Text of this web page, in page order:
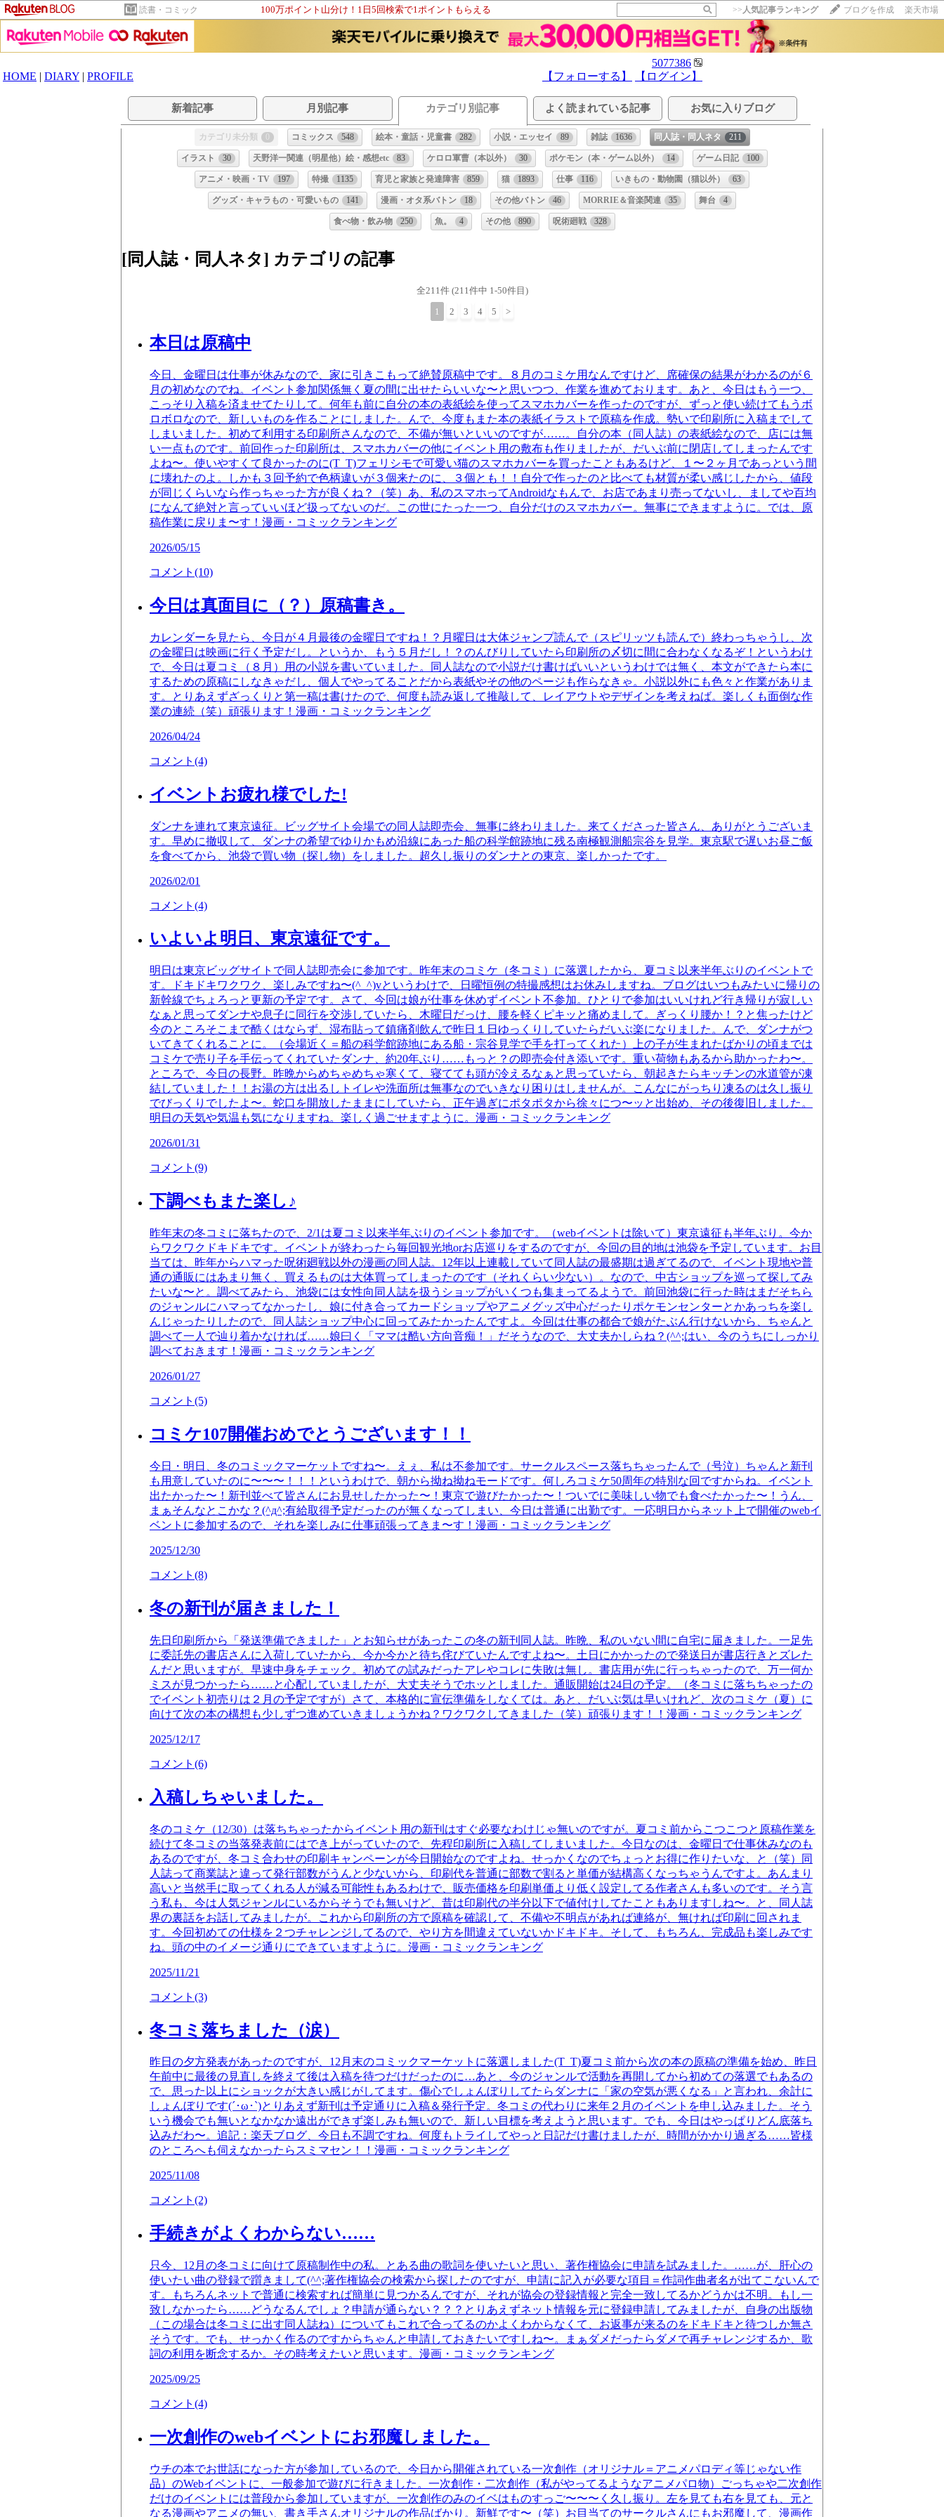
読書・コミック 100万ポイント山分け！1日5回検索で1ポイントもらえる >> 人気記事ランキング ブログを作成 楽天市場
5077386
HOME | DIARY | PROFILE 【フォローする】 【ログイン】
あくびサンの、今日も本を読もう♪
新着記事 月別記事 カテゴリ別記事 よく読まれている記事 お気に入りブログ
カテゴリ未分類 コミックス 548 絵本・童話・児童書 282 小説・エッセイ 89 雑誌 1636 同人誌・同人ネタ 211
イラスト 30 天野洋一関連（明星他）絵・感想etc 83 ケロロ軍曹（本以外） 30 ポケモン（本・ゲーム以外） 14 ゲーム日記 100
アニメ・映画・TV 197 特撮 1135 育児と家族と発達障害 859 猫 1893 仕事 116 いきもの・動物園（猫以外） 63
グッズ・キャラもの・可愛いもの 141 漫画・オタ系バトン 18 その他バトン 46 MORRIE＆音楽関連 35 舞台 4
食べ物・飲み物 250 魚。 4 その他 890 呪術廻戦 328
[同人誌・同人ネタ] カテゴリの記事
全211件 (211件中 1-50件目)
1 2 3 4 5 >
本日は原稿中
今日、金曜日は仕事が休みなので、家に引きこもって絶賛原稿中です。８月のコミケ用なんですけど、席確保の結果がわかるのが６
月の初めなのでね。イベント参加関係無く夏の間に出せたらいいな〜と思いつつ、作業を進めております。あと、今日はもう一つ、
こっそり入稿を済ませてたりして。何年も前に自分の本の表紙絵を使ってスマホカバーを作ったのですが、ずっと使い続けてもうボ
ロボロなので、新しいものを作ることにしました。んで、今度もまた本の表紙イラストで原稿を作成。勢いで印刷所に入稿までして
しまいました。初めて利用する印刷所さんなので、不備が無いといいのですが……。自分の本（同人誌）の表紙絵なので、店には無
い一点ものです。前回作った印刷所は、スマホカバーの他にイベント用の敷布も作りましたが、だいぶ前に閉店してしまったんです
よね〜。使いやすくて良かったのに(T_T)フェリシモで可愛い猫のスマホカバーを買ったこともあるけど、１〜２ヶ月であっという間
に壊れたのよ。しかも３回予約で色柄違いが３個来たのに、３個とも！！自分で作ったのと比べても材質が柔い感じしたから、値段
が同じくらいなら作っちゃった方が良くね？（笑）あ、私のスマホってAndroidなもんで、お店であまり売ってないし、ましてや百均
になんて絶対と言っていいほど扱ってないのだ。この世にたった一つ、自分だけのスマホカバー。無事にできますように。では、原
稿作業に戻りま〜す！漫画・コミックランキング
2026/05/15
コメント(10)
今日は真面目に（？）原稿書き。
カレンダーを見たら、今日が４月最後の金曜日ですね！？月曜日は大体ジャンプ読んで（スピリッツも読んで）終わっちゃうし、次
の金曜日は映画に行く予定だし。というか、もう５月だし！？のんびりしていたら印刷所の〆切に間に合わなくなるぞ！というわけ
で、今日は夏コミ（８月）用の小説を書いていました。同人誌なので小説だけ書けばいいというわけでは無く、本文ができたら本に
するための原稿にしなきゃだし、個人でやってることだから表紙やその他のページも作らなきゃ。小説以外にも色々と作業がありま
す。とりあえずざっくりと第一稿は書けたので、何度も読み返して推敲して、レイアウトやデザインを考えねば。楽しくも面倒な作
業の連続（笑）頑張ります！漫画・コミックランキング
2026/04/24
コメント(4)
イベントお疲れ様でした!
ダンナを連れて東京遠征。ビッグサイト会場での同人誌即売会、無事に終わりました。来てくださった皆さん、ありがとうございま
す。早めに撤収して、ダンナの希望でゆりかもめ沿線にあった船の科学館跡地に残る南極観測船宗谷を見学。東京駅で遅いお昼ご飯
を食べてから、池袋で買い物（探し物）をしました。超久し振りのダンナとの東京、楽しかったです。
2026/02/01
コメント(4)
いよいよ明日、東京遠征です。
明日は東京ビッグサイトで同人誌即売会に参加です。昨年末のコミケ（冬コミ）に落選したから、夏コミ以来半年ぶりのイベントで
す。ドキドキワクワク、楽しみですね〜(^_^)vというわけで、日曜恒例の特撮感想はお休みしますね。ブログはいつもみたいに帰りの
新幹線でちょろっと更新の予定です。さて、今回は娘が仕事を休めずイベント不参加。ひとりで参加はいいけれど行き帰りが寂しい
なぁと思ってダンナや息子に同行を交渉していたら、木曜日だっけ、腰を軽くピキッと痛めまして。ぎっくり腰か！？と焦ったけど
今のところそこまで酷くはならず、湿布貼って鎮痛剤飲んで昨日１日ゆっくりしていたらだいぶ楽になりました。んで、ダンナがつ
いてきてくれることに。（会場近く＝船の科学館跡地にある船・宗谷見学で手を打ってくれた）上の子が生まれたばかりの頃までは
コミケで売り子を手伝ってくれていたダンナ、約20年ぶり……もっと？の即売会付き添いです。重い荷物もあるから助かったわ〜。
ところで、今日の長野。昨晩からめちゃめちゃ寒くて、寝てても頭が冷えるなぁと思っていたら、朝起きたらキッチンの水道管が凍
結していました！！お湯の方は出るしトイレや洗面所は無事なのでいきなり困りはしませんが。こんなにがっちり凍るのは久し振り
でびっくりでしたよ〜。蛇口を開放したままにしていたら、正午過ぎにポタポタから徐々につ〜ッと出始め、その後復旧しました。
明日の天気や気温も気になりますね。楽しく過ごせますように。漫画・コミックランキング
2026/01/31
コメント(9)
下調べもまた楽し♪
昨年末の冬コミに落ちたので、2/1は夏コミ以来半年ぶりのイベント参加です。（webイベントは除いて）東京遠征も半年ぶり。今か
らワクワクドキドキです。イベントが終わったら毎回観光地orお店巡りをするのですが、今回の目的地は池袋を予定しています。お目
当ては、昨年からハマった呪術廻戦以外の漫画の同人誌。12年以上連載していて同人誌の最盛期は過ぎてるので、イベント現地や普
通の通販にはあまり無く、買えるものは大体買ってしまったのです（それくらい少ない）。なので、中古ショップを巡って探してみ
たいな〜と。調べてみたら、池袋には女性向同人誌を扱うショップがいくつも集まってるようで。前回池袋に行った時はまだそちら
のジャンルにハマってなかったし、娘に付き合ってカードショップやアニメグッズ中心だったりポケモンセンターとかあっちを楽し
んじゃったりしたので、同人誌ショップ中心に回ってみたかったんですよ。今回は仕事の都合で娘がたぶん行けないから、ちゃんと
調べて一人で辿り着かなければ……娘曰く「ママは酷い方向音痴！」だそうなので、大丈夫かしらね？(^^;はい、今のうちにしっかり
調べておきます！漫画・コミックランキング
2026/01/27
コメント(5)
コミケ107開催おめでとうございます！！
今日・明日、冬のコミックマーケットですね〜。えぇ、私は不参加です。サークルスペース落ちちゃったんで（号泣）ちゃんと新刊
も用意していたのに〜〜〜！！！というわけで、朝から拗ね拗ねモードです。何しろコミケ50周年の特別な回ですからね。イベント
出たかった〜！新刊並べて皆さんにお見せしたかった〜！東京で遊びたかった〜！ついでに美味しい物でも食べたかった〜！うん、
まぁそんなとこかな？(^д^;有給取得予定だったのが無くなってしまい、今日は普通に出勤です。一応明日からネット上で開催のwebイ
ベントに参加するので、それを楽しみに仕事頑張ってきま〜す！漫画・コミックランキング
2025/12/30
コメント(8)
冬の新刊が届きました！
先日印刷所から「発送準備できました」とお知らせがあったこの冬の新刊同人誌。昨晩、私のいない間に自宅に届きました。一足先
に委託先の書店さんに入荷していたから、今か今かと待ち侘びていたんですよね〜。土日にかかったので発送日が書店行きとズレた
んだと思いますが。早速中身をチェック。初めての試みだったアレやコレに失敗は無し。書店用が先に行っちゃったので、万一何か
ミスが見つかったら……と心配していましたが、大丈夫そうでホッとしました。通販開始は24日の予定。（冬コミに落ちちゃったの
でイベント初売りは２月の予定ですが）さて、本格的に宣伝準備をしなくては。あと、だいぶ気は早いけれど、次のコミケ（夏）に
向けて次の本の構想も少しずつ進めていきましょうかね？ワクワクしてきました（笑）頑張ります！！漫画・コミックランキング
2025/12/17
コメント(6)
入稿しちゃいました。
冬のコミケ（12/30）は落ちちゃったからイベント用の新刊はすぐ必要なわけじゃ無いのですが。夏コミ前からこつこつと原稿作業を
続けて冬コミの当落発表前にはでき上がっていたので、先程印刷所に入稿してしまいました。今日なのは、金曜日で仕事休みなのも
あるのですが、冬コミ合わせの印刷キャンペーンが今日開始なのですよね。せっかくなのでちょっとお得に作りたいな、と（笑）同
人誌って商業誌と違って発行部数がうんと少ないから、印刷代を普通に部数で割ると単価が結構高くなっちゃうんですよ。あんまり
高いと当然手に取ってくれる人が減る可能性もあるわけで、販売価格を印刷単価より低く設定してる作者さんも多いのです。そう言
う私も、今は人気ジャンルにいるからそうでも無いけど、昔は印刷代の半分以下で値付けしてたこともありますしね〜。と、同人誌
界の裏話をお話してみましたが。これから印刷所の方で原稿を確認して、不備や不明点があれば連絡が、無ければ印刷に回されま
す。今回初めての仕様を２つチャレンジしてるので、やり方を間違えていないかドキドキ。そして、もちろん、完成品も楽しみです
ね。頭の中のイメージ通りにできていますように。漫画・コミックランキング
2025/11/21
コメント(3)
冬コミ落ちました（涙）
昨日の夕方発表があったのですが、12月末のコミックマーケットに落選しました(T_T)夏コミ前から次の本の原稿の準備を始め、昨日
午前中に最後の見直しを終えて後は入稿を待つだけだったのに…あと、今のジャンルで活動を再開してから初めての落選でもあるの
で、思った以上にショックが大きい感じがしてます。傷心でしょんぼりしてたらダンナに「家の空気が悪くなる」と言われ、余計に
しょんぼりです(´･ω･`)とりあえず新刊は予定通りに入稿＆発行予定。冬コミの代わりに来年２月のイベントを申し込みました。そう
いう機会でも無いとなかなか遠出ができず楽しみも無いので、新しい目標を考えようと思います。でも、今日はやっぱりどん底落ち
込みだわ〜。追記：楽天ブログ、今日も不調ですね。何度もトライしてやっと日記だけ書けましたが、時間がかかり過ぎる……皆様
のところへも伺えなかったらスミマセン！！漫画・コミックランキング
2025/11/08
コメント(2)
手続きがよくわからない……
只今、12月の冬コミに向けて原稿制作中の私。とある曲の歌詞を使いたいと思い、著作権協会に申請を試みました。……が、肝心の
使いたい曲の登録で躓きまして(^^;著作権協会の検索から探したのですが、申請に記入が必要な項目＝作詞作曲者名が出てこないんで
す。もちろんネットで普通に検索すれば簡単に見つかるんですが、それが協会の登録情報と完全一致してるかどうかは不明。もし一
致しなかったら……どうなるんでしょ？申請が通らない？？？とりあえずネット情報を元に登録申請してみましたが、自身の出版物
（この場合は冬コミに出す同人誌ね）についてもこれで合ってるのかよくわからなくて、お返事が来るのをドキドキと待つしか無さ
そうです。でも、せっかく作るのですからちゃんと申請しておきたいですしね〜。まぁダメだったらダメで再チャレンジするか、歌
詞の利用を断念するか。その時考えたいと思います。漫画・コミックランキング
2025/09/25
コメント(4)
一次創作のwebイベントにお邪魔しました。
ウチの本でお世話になった方が参加しているので、今日から開催されている一次創作（オリジナル＝アニメパロディ等じゃない作
品）のWebイベントに、一般参加で遊びに行きました。一次創作・二次創作（私がやってるようなアニメパロ物）ごっちゃや二次創作
だけのイベントには普段から参加していますが、一次創作のみのイベはものすっご〜〜〜く久し振り。左を見ても右を見ても、元と
なる漫画やアニメの無い、書き手さんオリジナルの作品ばかり。新鮮です〜（笑）お目当てのサークルさんにもお邪魔して、漫画作